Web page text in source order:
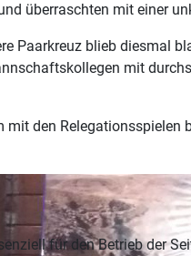
überraschten mit einer
Paarkreuz blieb diesmal
mit
den
für den Betrieb der